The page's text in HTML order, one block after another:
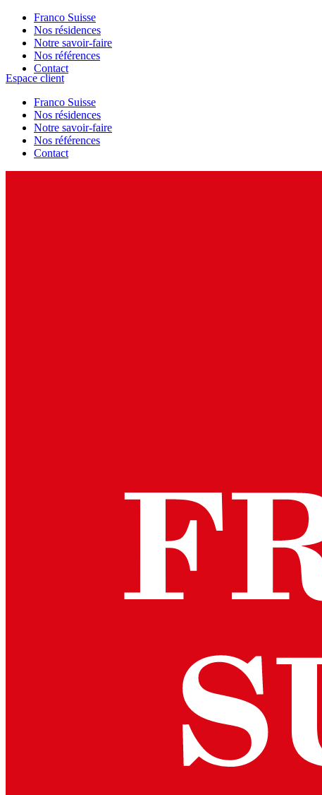
Franco Suisse
Nos résidences
Notre savoir-faire
Nos références
Contact
Espace client
Franco Suisse
Nos résidences
Notre savoir-faire
Nos références
Contact